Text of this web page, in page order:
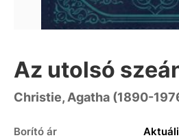
Az utolsó
Christie, Agatha (1890-
Borító ár